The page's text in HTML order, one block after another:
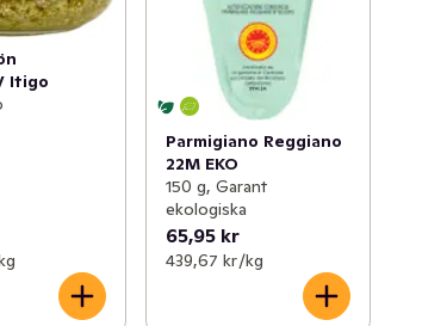
Itigo
Parmigiano Reggiano
22M EKO
150 g, Garant
ekologiska
65,95 kr
439,67 kr /kg